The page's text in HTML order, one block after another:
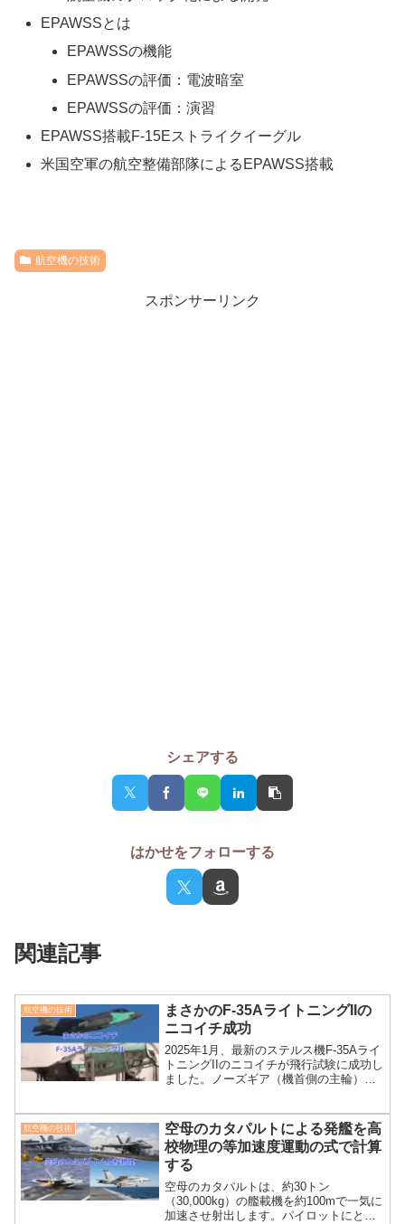
EPAWSSとは
EPAWSSの機能
EPAWSSの評価：電波暗室
EPAWSSの評価：演習
EPAWSS搭載F-15Eストライクイーグル
米国空軍の航空整備部隊によるEPAWSS搭載
航空機の技術
スポンサーリンク
シェアする
はかせをフォローする
関連記事
航空機の技術
まさかのF-35AライトニングIIの
ニコイチ成功
2025年1月、最新のステルス機F-35Aライ
トニングIIのニコイチが飛行試験に成功し
ました。ノーズギア（機首側の主輪）損
報から写真を使いF-35Aのニコイチにつ
いて説明します。
航空機の技術
空母のカタパルトによる発艦を高
校物理の等加速度運動の式で計算
する
空母のカタパルトは、約30トン
（30,000kg）の艦載機を約100mで一気に
加速させ射出します。パイロットにとっ